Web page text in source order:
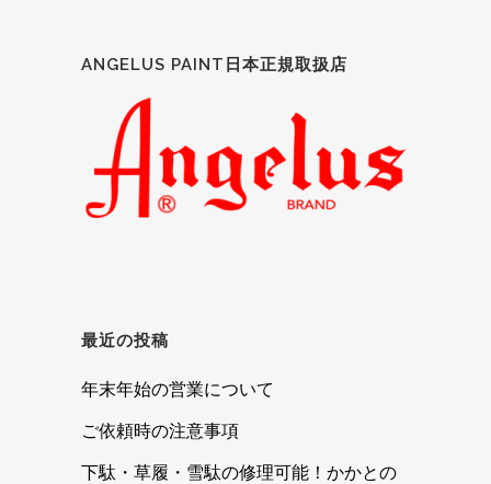
ANGELUS PAINT日本正規取扱店
最近の投稿
年末年始の営業について
ご依頼時の注意事項
下駄・草履・雪駄の修理可能！かかとの